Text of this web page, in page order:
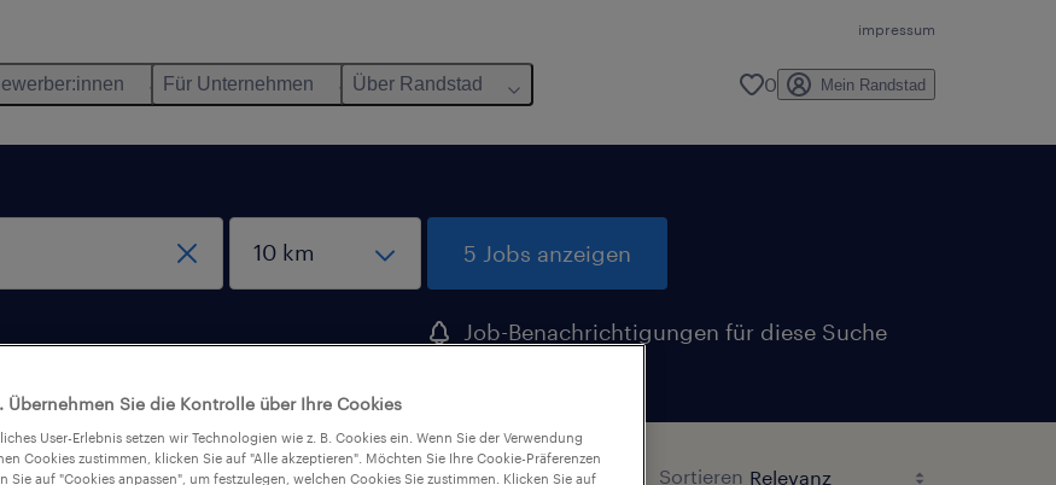
impressum
Für Unternehmen Über Randstad 0 Mein Randstad
5 Jobs anzeigen
Job-Benachrichtigungen für diese Suche
gefunden Sortieren
Übernehmen Sie die Kontrolle über Ihre Cookies
User-Erlebnis setzen wir Technologien wie z. B. Cookies ein. Wenn Sie der Verwendung
Cookies zustimmen, klicken Sie auf "Alle akzeptieren". Möchten Sie Ihre Cookie-Präferenzen
Sie auf "Cookies anpassen", um festzulegen, welchen Cookies Sie zustimmen. Klicken Sie auf